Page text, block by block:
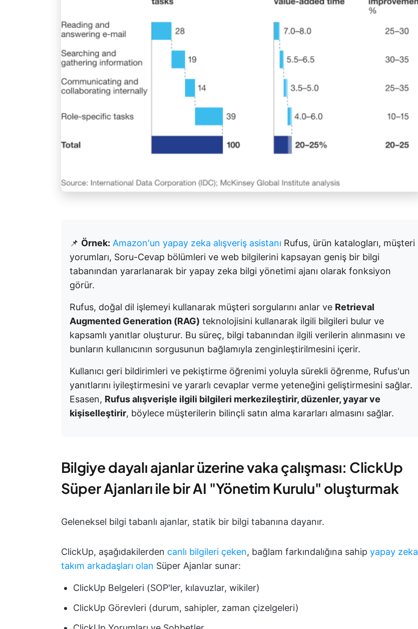
📌 Örnek: Amazon'un yapay zeka alışveriş asistanı Rufus, ürün katalogları, müşteri
yorumları, Soru-Cevap bölümleri ve web bilgilerini kapsayan geniş bir bilgi
tabanından yararlanarak bir yapay zeka bilgi yönetimi ajanı olarak fonksiyon
görür.
Rufus, doğal dil işlemeyi kullanarak müşteri sorgularını anlar ve Retrieval
Augmented Generation (RAG) teknolojisini kullanarak ilgili bilgileri bulur ve
kapsamlı yanıtlar oluşturur. Bu süreç, bilgi tabanından ilgili verilerin alınmasını ve
bunların kullanıcının sorgusunun bağlamıyla zenginleştirilmesini içerir.
Kullanıcı geri bildirimleri ve pekiştirme öğrenimi yoluyla sürekli öğrenme, Rufus'un
yanıtlarını iyileştirmesini ve yararlı cevaplar verme yeteneğini geliştirmesini sağlar.
Esasen, Rufus alışverişle ilgili bilgileri merkezileştirir, düzenler, yayar ve
kişiselleştirir, böylece müşterilerin bilinçli satın alma kararları almasını sağlar.
Bilgiye dayalı ajanlar üzerine vaka çalışması: ClickUp
Süper Ajanları ile bir AI "Yönetim Kurulu" oluşturmak
Geleneksel bilgi tabanlı ajanlar, statik bir bilgi tabanına dayanır.
ClickUp, aşağıdakilerden canlı bilgileri çeken, bağlam farkındalığına sahip yapay zeka
takım arkadaşları olan Süper Ajanlar sunar:
ClickUp Belgeleri (SOP'ler, kılavuzlar, wikiler)
ClickUp Görevleri (durum, sahipler, zaman çizelgeleri)